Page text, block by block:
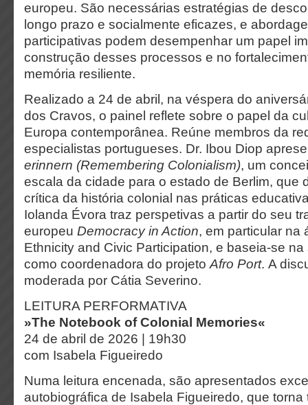
europeu. São necessárias estratégias de
longo prazo e socialmente eficazes, e
participativas podem desempenhar um papel
construção desses processos e no
memória resiliente.
Realizado a 24 de abril, na véspera do
dos Cravos, o painel reflete sobre o papel da
Europa contemporânea. Reúne membros da
especialistas portugueses. Dr. Ibou Diop
erinnern (Remembering Colonialism), um
escala da cidade para o estado de Berlim, que
crítica da história colonial nas práticas
Iolanda Évora traz perspetivas a partir do seu
europeu Democracy in Action, em particular na
Ethnicity and Civic Participation, e baseia-se
como coordenadora do projeto Afro Port. A
moderada por Cátia Severino.
LEITURA PERFORMATIVA
»The Notebook of Colonial Memories«
24 de abril de 2026 | 19h30
com Isabela Figueiredo
Numa leitura encenada, são apresentados
autobiográfica de Isabela Figueiredo, que